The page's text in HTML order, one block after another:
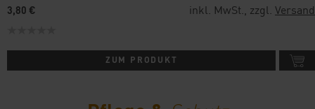
3,80 €
inkl. MwSt., zzgl. Versand
ZUM PRODUKT